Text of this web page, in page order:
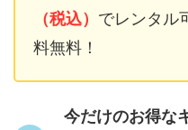
（税込） でレンタル
料無料！
今だけのお得な